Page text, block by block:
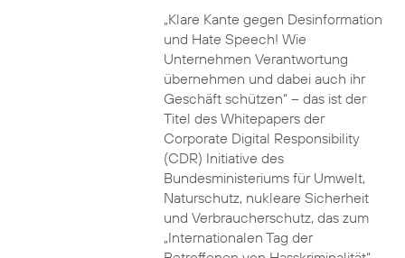
„Klare Kante gegen Desinformation
und Hate Speech! Wie
Unternehmen Verantwortung
übernehmen und dabei auch ihr
Geschäft schützen“ – das ist der
Titel des Whitepapers der
Corporate Digital Responsibility
(CDR) Initiative des
Bundesministeriums für Umwelt,
Naturschutz, nukleare Sicherheit
und Verbraucherschutz, das zum
„Internationalen Tag der